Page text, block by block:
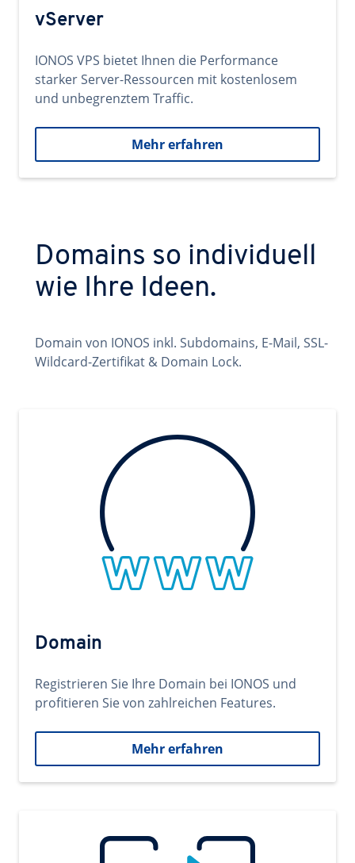
vServer
IONOS VPS bietet Ihnen die Performance
starker Server-Ressourcen mit kostenlosem
und unbegrenztem Traffic.
Mehr erfahren
Domains so individuell
wie Ihre Ideen.
Domain von IONOS inkl. Subdomains, E-Mail, SSL-
Wildcard-Zertifikat & Domain Lock.
Domain
Registrieren Sie Ihre Domain bei IONOS und
profitieren Sie von zahlreichen Features.
Mehr erfahren